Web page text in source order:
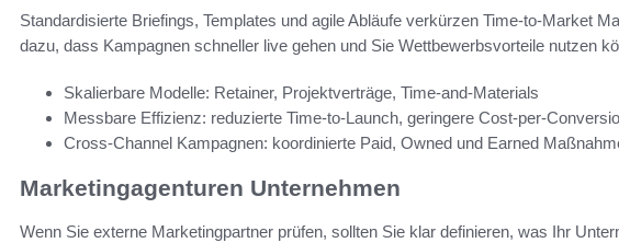
Standardisierte Briefings, Templates und agile Abläufe verkürzen Time-to-Market
dazu, dass Kampagnen schneller live gehen und Sie Wettbewerbsvorteile nutzen
Skalierbare Modelle: Retainer, Projektverträge, Time-and-Materials
Messbare Effizienz: reduzierte Time-to-Launch, geringere Cost-per-
Cross-Channel Kampagnen: koordinierte Paid, Owned und Earned
Marketingagenturen Unternehmen
Wenn Sie externe Marketingpartner prüfen, sollten Sie klar definieren, was Ihr